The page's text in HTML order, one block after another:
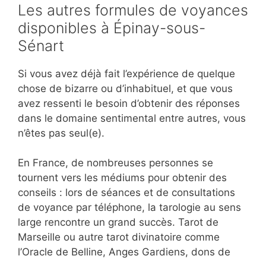
Les autres formules de voyances
disponibles à Épinay-sous-
Sénart
Si vous avez déjà fait l’expérience de quelque
chose de bizarre ou d’inhabituel, et que vous
avez ressenti le besoin d’obtenir des réponses
dans le domaine sentimental entre autres, vous
n’êtes pas seul(e).
En France, de nombreuses personnes se
tournent vers les médiums pour obtenir des
conseils : lors de séances et de consultations
de voyance par téléphone, la tarologie au sens
large rencontre un grand succès. Tarot de
Marseille ou autre tarot divinatoire comme
l’Oracle de Belline, Anges Gardiens, dons de